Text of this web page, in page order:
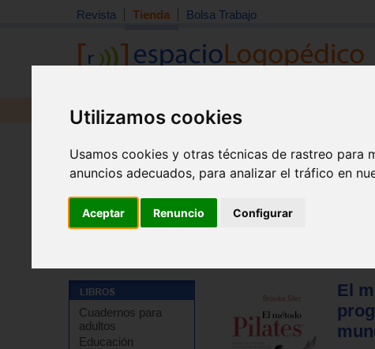
Utilizamos cookies
Usamos cookies y otras técnicas de rastreo para
anuncios adecuados, para analizar el tráfico en
Aceptar Renuncio Configurar
Revista Tienda Bolsa Trabajo
Revista Libros Material
Cuadernos para
adultos
Educación
El